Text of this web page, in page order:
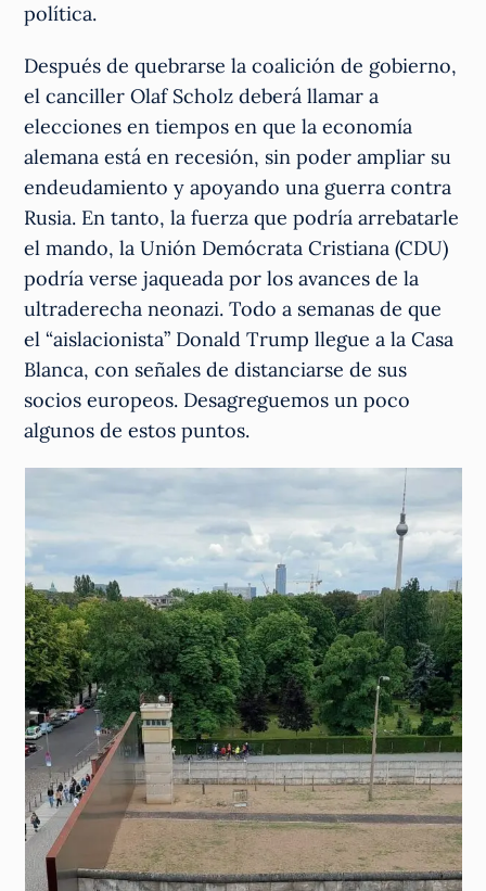
política.
Después de quebrarse la coalición de gobierno,
el canciller Olaf Scholz deberá llamar a
elecciones en tiempos en que la economía
alemana está en recesión, sin poder ampliar su
endeudamiento y apoyando una guerra contra
Rusia. En tanto, la fuerza que podría arrebatarle
el mando, la Unión Demócrata Cristiana (CDU)
podría verse jaqueada por los avances de la
ultraderecha neonazi. Todo a semanas de que
el “aislacionista” Donald Trump llegue a la Casa
Blanca, con señales de distanciarse de sus
socios europeos. Desagreguemos un poco
algunos de estos puntos.